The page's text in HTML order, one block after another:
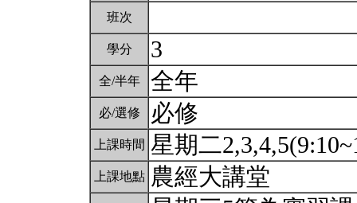
班次
學分 3
全/半年 全年
必/選修 必修
上課時間 星期二
上課地點 農經大講堂